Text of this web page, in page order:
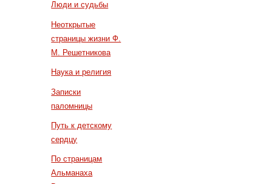
Люди и судьбы
Неоткрытые
страницы жизни Ф.
М. Решетникова
Наука и религия
Записки
паломницы
Путь к детскому
сердцу
По страницам
Альманаха